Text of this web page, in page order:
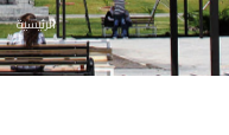
الرئيسية